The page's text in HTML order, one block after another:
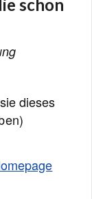
schon
dieses